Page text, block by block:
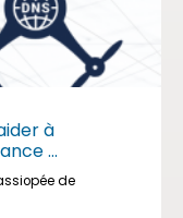
à
...
de